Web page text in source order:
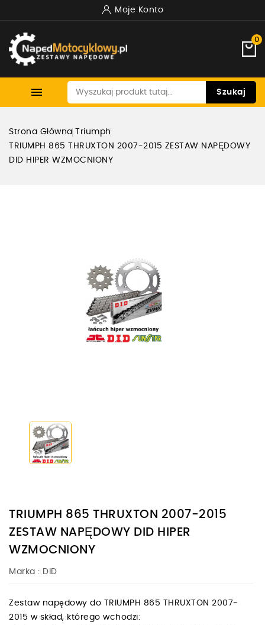
Moje Konto
0
 Szukaj
Strona Główna
Triumph
TRIUMPH 865 THRUXTON 2007-2015 ZESTAW NAPĘDOWY
DID HIPER WZMOCNIONY
TRIUMPH 865 THRUXTON 2007-2015
ZESTAW NAPĘDOWY DID HIPER
WZMOCNIONY
Marka : DID
Zestaw napędowy do TRIUMPH 865 THRUXTON 2007-
2015 w skład, którego wchodzi: